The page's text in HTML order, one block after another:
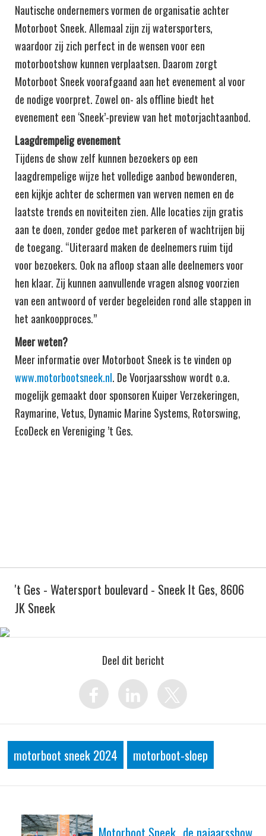
Nautische ondernemers vormen de organisatie achter
Motorboot Sneek. Allemaal zijn zij watersporters,
waardoor zij zich perfect in de wensen voor een
motorbootshow kunnen verplaatsen. Daarom zorgt
Motorboot Sneek voorafgaand aan het evenement al voor
de nodige voorpret. Zowel on- als offline biedt het
evenement een ‘Sneek’-preview van het motorjachtaanbod.
Laagdrempelig evenement
Tijdens de show zelf kunnen bezoekers op een
laagdrempelige wijze het volledige aanbod bewonderen,
een kijkje achter de schermen van werven nemen en de
laatste trends en noviteiten zien. Alle locaties zijn gratis
aan te doen, zonder gedoe met parkeren of wachtrijen bij
de toegang. “Uiteraard maken de deelnemers ruim tijd
voor bezoekers. Ook na afloop staan alle deelnemers voor
hen klaar. Zij kunnen aanvullende vragen alsnog voorzien
van een antwoord of verder begeleiden rond alle stappen in
het aankoopproces.”
Meer weten?
Meer informatie over Motorboot Sneek is te vinden op
www.motorbootsneek.nl. De Voorjaarsshow wordt o.a.
mogelijk gemaakt door sponsoren Kuiper Verzekeringen,
Raymarine, Vetus, Dynamic Marine Systems, Rotorswing,
EcoDeck en Vereniging ’t Ges.
't Ges - Watersport boulevard - Sneek It Ges, 8606
JK Sneek
Deel dit bericht
motorboot sneek 2024 motorboot-sloep
Motorboot Sneek...de najaarsshow